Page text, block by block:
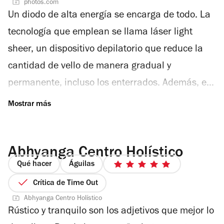
de
5
estrellas
photos.com
Un diodo de alta energía se encarga de todo. La
tecnología que emplean se llama láser light
sheer, un dispositivo depilatorio que reduce la
cantidad de vello de manera gradual y
permanente, incluso los enterrados. Además, es
utilizada para tratar problemas vasculares y
mediante un enfriamiento de la piel con pulsos.
El láser se encarga de debilitar la raíz y hacerla
lo más delgada posible para que
paulatinamente deje de salir. Estudios científicos
Abhyanga Centro Holístico
Qué hacer Águilas
5
estrellas
Crítica de Time Out
Abhyanga Centro Holístico
Rústico y tranquilo son los adjetivos que mejor lo